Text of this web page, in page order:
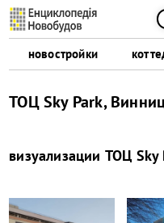
новостройки
ТОЦ Sky Park,
визуализации ТОЦ Sky